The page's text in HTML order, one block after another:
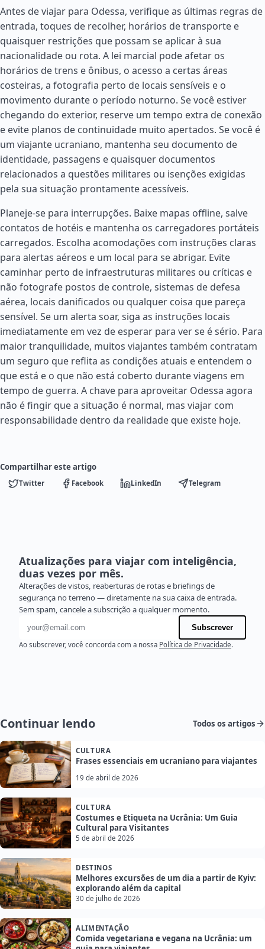
Antes de viajar para Odessa, verifique as últimas regras de
entrada, toques de recolher, horários de transporte e
quaisquer restrições que possam se aplicar à sua
nacionalidade ou rota. A lei marcial pode afetar os
horários de trens e ônibus, o acesso a certas áreas
costeiras, a fotografia perto de locais sensíveis e o
movimento durante o período noturno. Se você estiver
chegando do exterior, reserve um tempo extra de conexão
e evite planos de continuidade muito apertados. Se você é
um viajante ucraniano, mantenha seu documento de
identidade, passagens e quaisquer documentos
relacionados a questões militares ou isenções exigidas
pela sua situação prontamente acessíveis.
Planeje-se para interrupções. Baixe mapas offline, salve
contatos de hotéis e mantenha os carregadores portáteis
carregados. Escolha acomodações com instruções claras
para alertas aéreos e um local para se abrigar. Evite
caminhar perto de infraestruturas militares ou críticas e
não fotografe postos de controle, sistemas de defesa
aérea, locais danificados ou qualquer coisa que pareça
sensível. Se um alerta soar, siga as instruções locais
imediatamente em vez de esperar para ver se é sério. Para
maior tranquilidade, muitos viajantes também contratam
um seguro que reflita as condições atuais e entendem o
que está e o que não está coberto durante viagens em
tempo de guerra. A chave para aproveitar Odessa agora
não é fingir que a situação é normal, mas viajar com
responsabilidade dentro da realidade que existe hoje.
Compartilhar este artigo
Twitter Facebook LinkedIn Telegram
Atualizações para viajar com inteligência,
duas vezes por mês.
Alterações de vistos, reaberturas de rotas e briefings de
segurança no terreno — diretamente na sua caixa de entrada.
Sem spam, cancele a subscrição a qualquer momento.
Endereço de e-mail
Subscrever
Ao subscrever, você concorda com a nossa Política de Privacidade.
Continuar lendo Todos os artigos
CULTURA
Frases essenciais em ucraniano para viajantes
19 de abril de 2026
CULTURA
Costumes e Etiqueta na Ucrânia: Um Guia
Cultural para Visitantes
5 de abril de 2026
DESTINOS
Melhores excursões de um dia a partir de Kyiv:
explorando além da capital
30 de julho de 2026
ALIMENTAÇÃO
Comida vegetariana e vegana na Ucrânia: um